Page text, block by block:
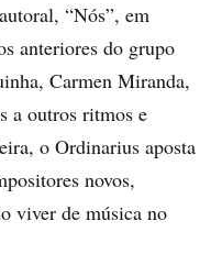
“Nós”, em
anteriores do grupo
Carmen Miranda,
a outros ritmos e
o Ordinarius aposta
novos,
viver de música no